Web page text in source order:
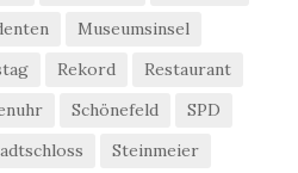
Museumsinsel
Rekord
Restaurant
Schönefeld
SPD
Steinmeier